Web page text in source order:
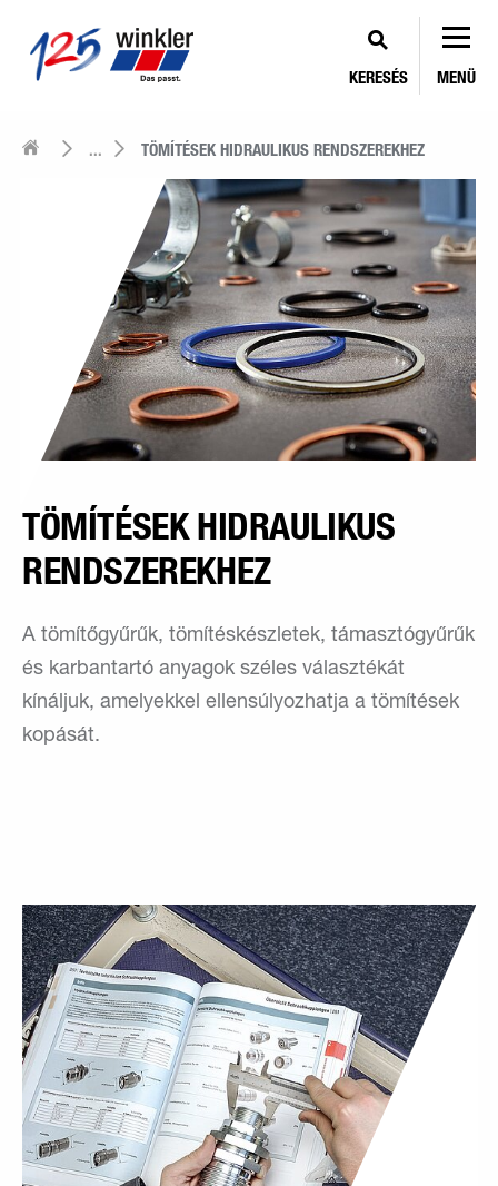
KERESÉS MENÜ
... TÖMÍTÉSEK HIDRAULIKUS RENDSZEREKHEZ
TÖMÍTÉSEK HIDRAULIKUS
RENDSZEREKHEZ
A tömítőgyűrűk, tömítéskészletek, támasztógyűrűk
és karbantartó anyagok széles választékát
kínáljuk, amelyekkel ellensúlyozhatja a tömítések
kopását.